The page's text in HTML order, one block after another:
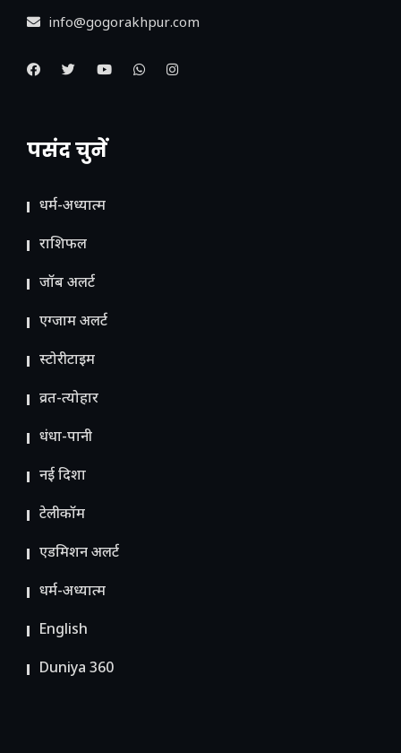
info@gogorakhpur.com
पसंद चुनें
धर्म-अध्यात्म
राशिफल
जॉब अलर्ट
एग्जाम अलर्ट
स्टोरीटाइम
व्रत-त्योहार
धंधा-पानी
नई दिशा
टेलीकॉम
ए​डमिशन अलर्ट
धर्म-अध्यात्म
English
Duniya 360